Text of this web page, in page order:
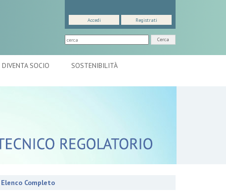
Cerca
Accedi Registrati
DIVENTA SOCIO
SOSTENIBILITÀ
Elenco Completo